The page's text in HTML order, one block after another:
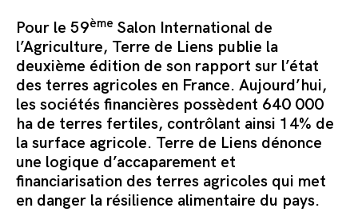
Pour le 59ème Salon International de
l’Agriculture, Terre de Liens publie la
deuxième édition de son rapport sur l’état
des terres agricoles en France. Aujourd’hui,
les sociétés financières possèdent 640 000
ha de terres fertiles, contrôlant ainsi 14% de
la surface agricole. Terre de Liens dénonce
une logique d’accaparement et
financiarisation des terres agricoles qui met
en danger la résilience alimentaire du pays.
Commander le pack